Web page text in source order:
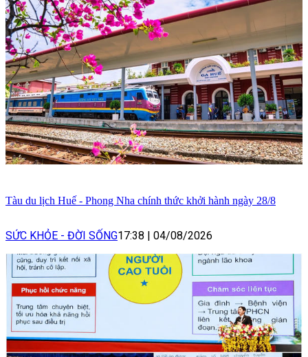
Tàu du lịch Huế - Phong Nha chính thức khởi hành ngày 28/8
SỨC KHỎE - ĐỜI SỐNG17:38 | 04/08/2026